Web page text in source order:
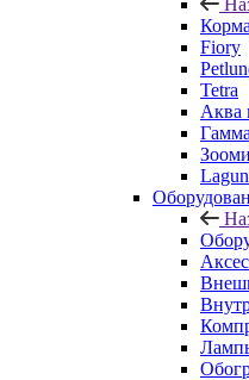
Fiory
Tetra
Аква